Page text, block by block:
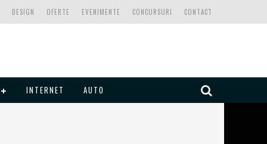
CONTACT
CONCURSURI
EVENIMENTE
OFERTE
DESIGN
INTERNET AUTO